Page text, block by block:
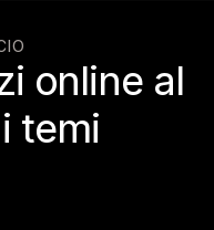
online al
temi